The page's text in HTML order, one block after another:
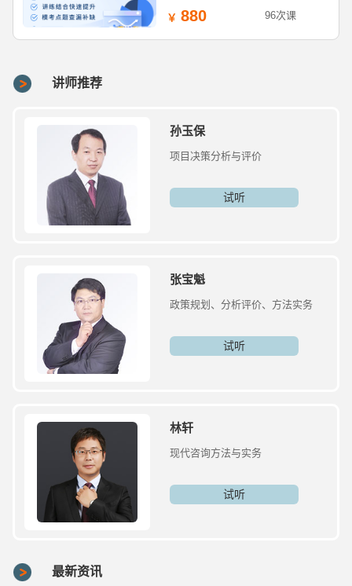
880 96次课
讲师推荐
孙玉保
项目决策分析与评价
试听
张宝魁
政策规划、分析评价、方法实务
试听
林轩
现代咨询方法与实务
试听
最新资讯